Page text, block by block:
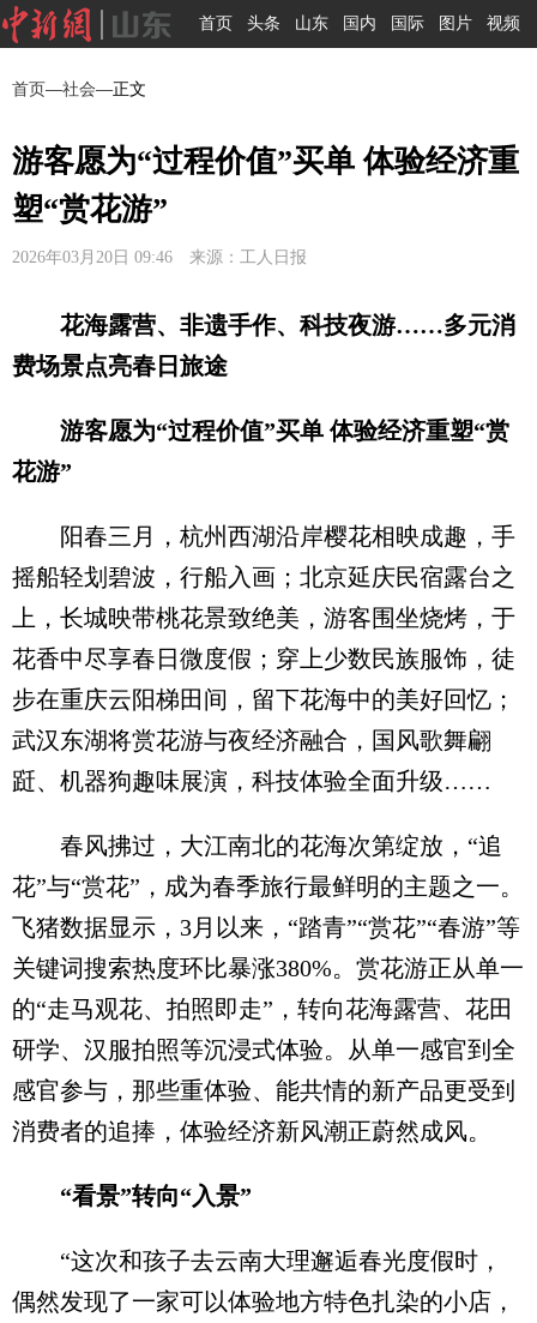
首页 头条 山东 国内 国际 图片 视频
首页—社会—正文
游客愿为“过程价值”买单 体验经济重
塑“赏花游”
2026年03月20日 09:46 来源：工人日报
花海露营、非遗手作、科技夜游……多元消
费场景点亮春日旅途
游客愿为“过程价值”买单 体验经济重塑“赏
花游”
阳春三月，杭州西湖沿岸樱花相映成趣，手
摇船轻划碧波，行船入画；北京延庆民宿露台之
上，长城映带桃花景致绝美，游客围坐烧烤，于
花香中尽享春日微度假；穿上少数民族服饰，徒
步在重庆云阳梯田间，留下花海中的美好回忆；
武汉东湖将赏花游与夜经济融合，国风歌舞翩
跹、机器狗趣味展演，科技体验全面升级……
春风拂过，大江南北的花海次第绽放，“追
花”与“赏花”，成为春季旅行最鲜明的主题之一。
飞猪数据显示，3月以来，“踏青”“赏花”“春游”等
关键词搜索热度环比暴涨380%。赏花游正从单一
的“走马观花、拍照即走”，转向花海露营、花田
研学、汉服拍照等沉浸式体验。从单一感官到全
感官参与，那些重体验、能共情的新产品更受到
消费者的追捧，体验经济新风潮正蔚然成风。
“看景”转向“入景”
“这次和孩子去云南大理邂逅春光度假时，
偶然发现了一家可以体验地方特色扎染的小店，